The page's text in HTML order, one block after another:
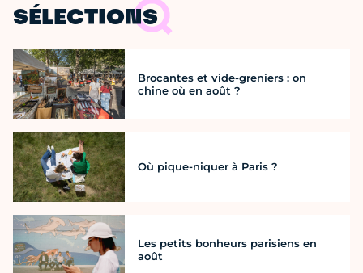
SÉLECTIONS
Brocantes et vide-greniers : on
chine où en août ?
Où pique-niquer à Paris ?
Les petits bonheurs parisiens en
août